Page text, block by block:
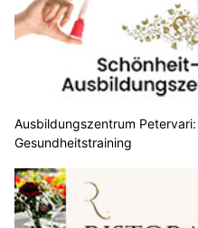
Ausbildungszentrum
Gesundheitstraining